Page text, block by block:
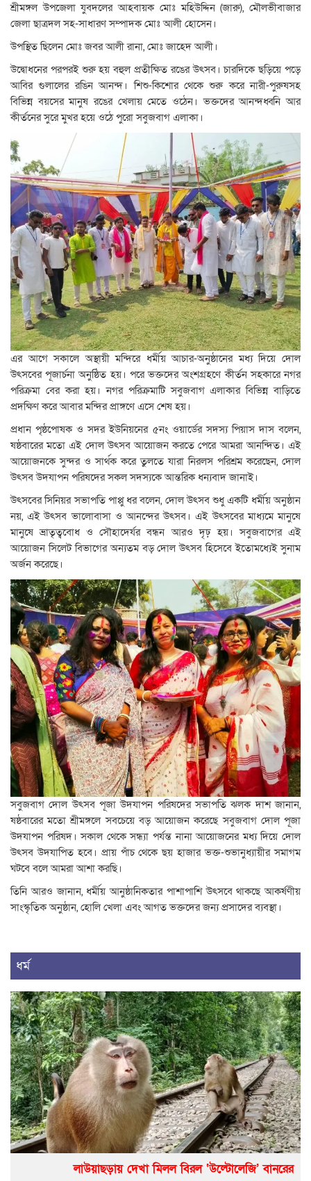
শ্রীমঙ্গল উপজেলা যুবদলের আহবায়ক মোঃ মহিউদ্দিন (জারু), মৌলভীবাজার
জেলা ছাত্রদল সহ-সাধারণ সম্পাদক মোঃ আলী হোসেন।
উপস্থিত ছিলেন মোঃ জবর আলী রানা, মোঃ জাহেদ আলী।
উদ্বোধনের পরপরই শুরু হয় বহুল প্রতীক্ষিত রঙের উৎসব। চারদিকে ছড়িয়ে পড়ে
আবির গুলালের রঙিন আনন্দ। শিশু-কিশোর থেকে শুরু করে নারী-পুরুষসহ
বিভিন্ন বয়সের মানুষ রঙের খেলায় মেতে ওঠেন। ভক্তদের আনন্দধ্বনি আর
কীর্তনের সুরে মুখর হয়ে ওঠে পুরো সবুজবাগ এলাকা।
এর আগে সকালে অস্থায়ী মন্দিরে ধর্মীয় আচার-অনুষ্ঠানের মধ্য দিয়ে দোল
উৎসবের পূজার্চনা অনুষ্ঠিত হয়। পরে ভক্তদের অংশগ্রহণে কীর্তন সহকারে নগর
পরিক্রমা বের করা হয়। নগর পরিক্রমাটি সবুজবাগ এলাকার বিভিন্ন বাড়িতে
প্রদক্ষিণ করে আবার মন্দির প্রাঙ্গণে এসে শেষ হয়।
প্রধান পৃষ্ঠপোষক ও সদর ইউনিয়নের ৫নং ওয়ার্ডের সদস্য পিয়াস দাস বলেন,
ষষ্ঠবারের মতো এই দোল উৎসব আয়োজন করতে পেরে আমরা আনন্দিত। এই
আয়োজনকে সুন্দর ও সার্থক করে তুলতে যারা নিরলস পরিশ্রম করেছেন, দোল
উৎসব উদযাপন পরিষদের সকল সদস্যকে আন্তরিক ধন্যবাদ জানাই।
উৎসবের সিনিয়র সভাপতি পাপ্পু ধর বলেন, দোল উৎসব শুধু একটি ধর্মীয় অনুষ্ঠান
নয়, এই উৎসব ভালোবাসা ও আনন্দের উৎসব। এই উৎসবের মাধ্যমে মানুষে
মানুষে ভ্রাতৃত্ববোধ ও সৌহাদের্যর বন্ধন আরও দৃঢ় হয়। সবুজবাগের এই
আয়োজন সিলেট বিভাগের অন্যতম বড় দোল উৎসব হিসেবে ইতোমধ্যেই সুনাম
অর্জন করেছে।
সবুজবাগ দোল উৎসব পূজা উদযাপন পরিষদের সভাপতি ঝলক দাশ জানান,
ষষ্ঠবারের মতো শ্রীমঙ্গলে সবচেয়ে বড় আয়োজন করেছে সবুজবাগ দোল পূজা
উদযাপন পরিষদ। সকাল থেকে সন্ধ্যা পর্যন্ত নানা আয়োজনের মধ্য দিয়ে দোল
উৎসব উদযাপিত হবে। প্রায় পাঁচ থেকে ছয় হাজার ভক্ত-শুভানুধ্যায়ীর সমাগম
ঘটবে বলে আমরা আশা করছি।
তিনি আরও জানান, ধর্মীয় আনুষ্ঠানিকতার পাশাপাশি উৎসবে থাকছে আকর্ষণীয়
সাংস্কৃতিক অনুষ্ঠান, হোলি খেলা এবং আগত ভক্তদের জন্য প্রসাদের ব্যবস্থা।
ধর্ম
লাউয়াছড়ায় দেখা মিলল বিরল ‘উল্টোলেজি’ বানরের